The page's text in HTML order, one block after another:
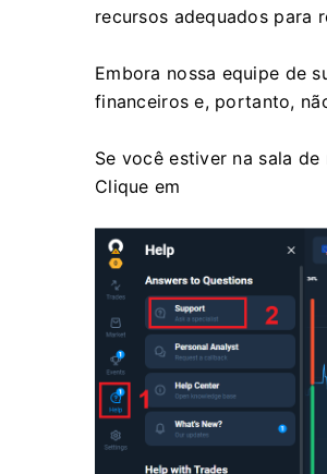
recursos adequados para
Embora nossa equipe de
financeiros e, portanto,
Se você estiver na sala
Clique em